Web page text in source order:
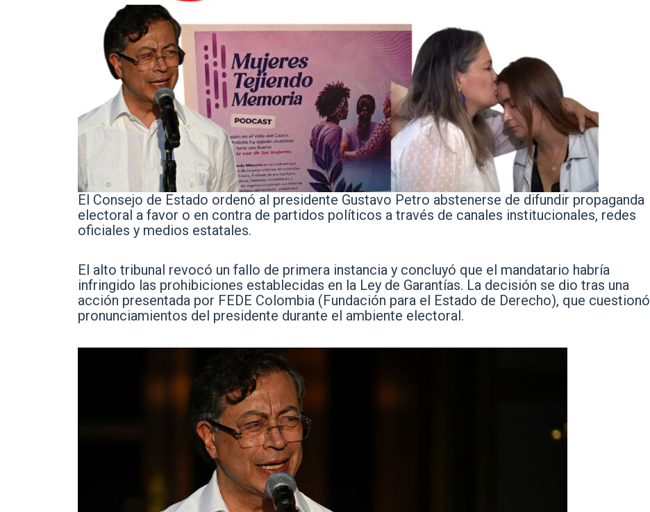
El Consejo de Estado ordenó al presidente Gustavo Petro abstenerse de difundir propaganda
electoral a favor o en contra de partidos políticos a través de canales institucionales, redes
oficiales y medios estatales.
El alto tribunal revocó un fallo de primera instancia y concluyó que el mandatario habría
infringido las prohibiciones establecidas en la Ley de Garantías. La decisión se dio tras una
acción presentada por FEDE Colombia (Fundación para el Estado de Derecho), que cuestionó
pronunciamientos del presidente durante el ambiente electoral.